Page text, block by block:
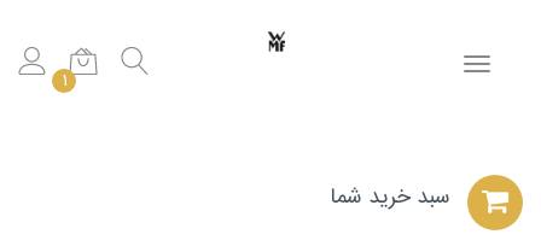
Toggle navigation
1
سبد خريد شما